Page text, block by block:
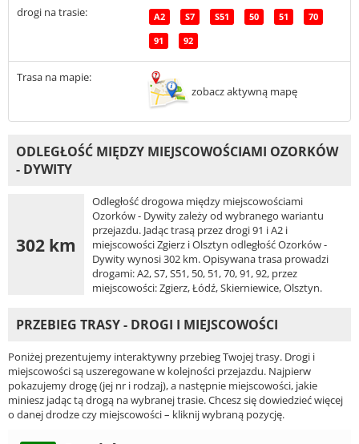
drogi na trasie: A2 S7 S51 50 51 70
91 92
Trasa na mapie:
zobacz aktywną mapę
ODLEGŁOŚĆ MIĘDZY MIEJSCOWOŚCIAMI OZORKÓW
- DYWITY
302 km
Odległość drogowa między miejscowościami
Ozorków - Dywity zależy od wybranego wariantu
przejazdu. Jadąc trasą przez drogi 91 i A2 i
miejscowości Zgierz i Olsztyn odległość Ozorków -
Dywity wynosi 302 km. Opisywana trasa prowadzi
drogami: A2, S7, S51, 50, 51, 70, 91, 92, przez
miejscowości: Zgierz, Łódź, Skierniewice, Olsztyn.
PRZEBIEG TRASY - DROGI I MIEJSCOWOŚCI
Poniżej prezentujemy interaktywny przebieg Twojej trasy. Drogi i
miejscowości są uszeregowane w kolejności przejazdu. Najpierw
pokazujemy drogę (jej nr i rodzaj), a następnie miejscowości, jakie
miniesz jadąc tą drogą na wybranej trasie. Chcesz się dowiedzieć więcej
o danej drodze czy miejscowości – kliknij wybraną pozycję.